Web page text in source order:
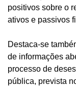
positivos sobre o
ativos e passivos
Destaca-se
de informações
processo de
pública, prevista